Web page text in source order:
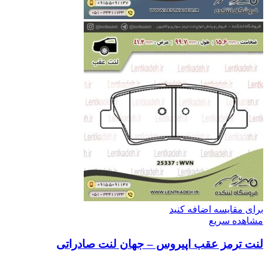
برای مقایسه اضافه کنید
مشاهده سریع
لنت ترمز عقب اپیروس – جهان لنت صادراتی